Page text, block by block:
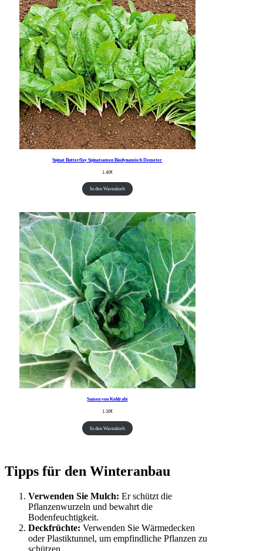
Spinat Butterflay Spinatsamen Biodynamisch Demeter
1.40€
In den Warenkorb
Samen von Kohlrabi
1.30€
In den Warenkorb
Tipps für den Winteranbau
Verwenden Sie Mulch: Er schützt die
Pflanzenwurzeln und bewahrt die
Bodenfeuchtigkeit.
Deckfrüchte: Verwenden Sie Wärmedecken
oder Plastiktunnel, um empfindliche Pflanzen zu
schützen.